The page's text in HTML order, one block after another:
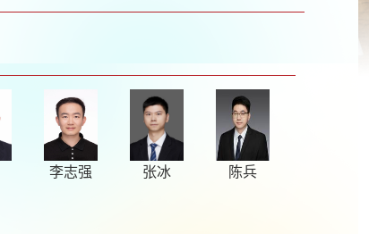
李志强 张冰 陈兵